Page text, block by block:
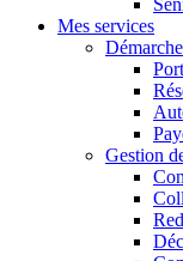
Mes services
Gestion